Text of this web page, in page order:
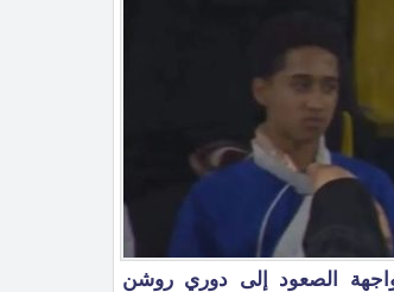
الصعود إلى دوري روشن